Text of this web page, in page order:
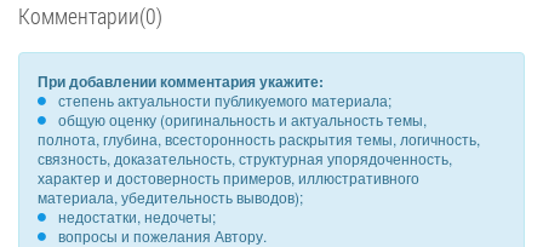
Комментарии(0)
При добавлении комментария укажите:
степень актуальности публикуемого материала;
общую оценку (оригинальность и актуальность темы,
полнота, глубина, всесторонность раскрытия темы, логичность,
связность, доказательность, структурная упорядоченность,
характер и достоверность примеров, иллюстративного
материала, убедительность выводов);
недостатки, недочеты;
вопросы и пожелания Автору.